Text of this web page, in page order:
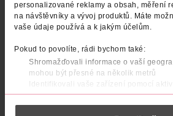
personalizované reklamy a obsah, měření
na návštěvníky a vývoj produktů. Máte
vaše údaje používá a k jakým účelům.
Pokud to povolíte, rádi bychom také:
Shromažďovali informace o vaší
mohou být přesné na několik metrů
Identifikovali vaše zařízení pomocí
konkrétní charakteristiky (otisk prstu)
Zjistěte více o tom, jak zpracováváme vaše
Rtěnka 16H Lip Colour 28
Dermacol 1 ks
174 Kč
CLUB cena
174 Kč
CLUB